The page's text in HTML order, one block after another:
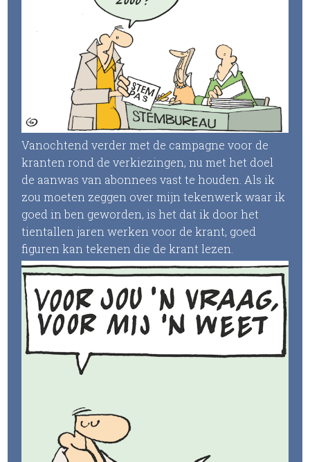
Vanochtend verder met de campagne voor de
kranten rond de verkiezingen, nu met het doel
de aanwas van abonnees vast te houden. Als ik
zou moeten zeggen over mijn tekenwerk waar ik
goed in ben geworden, is het dat ik door het
tientallen jaren werken voor de krant, goed
figuren kan tekenen die de krant lezen.